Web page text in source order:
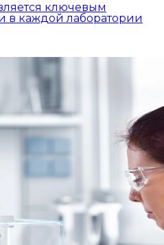
ключевым
в каждой лаборатории